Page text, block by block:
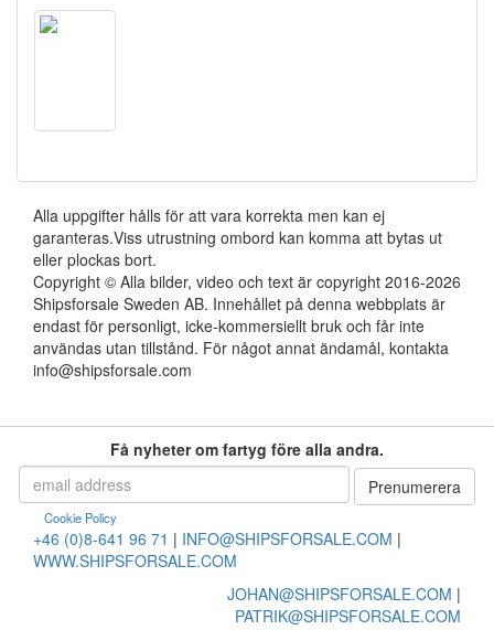
Alla uppgifter hålls för att vara korrekta men kan ej
garanteras.Viss utrustning ombord kan komma att bytas ut
eller plockas bort.
Copyright © Alla bilder, video och text är copyright 2016-2026
Shipsforsale Sweden AB. Innehållet på denna webbplats är
endast för personligt, icke-kommersiellt bruk och får inte
användas utan tillstånd. För något annat ändamål, kontakta
info@shipsforsale.com
Få nyheter om fartyg före alla andra.
Cookie Policy
+46 (0)8-641 96 71 | INFO@SHIPSFORSALE.COM |
WWW.SHIPSFORSALE.COM
JOHAN@SHIPSFORSALE.COM |
PATRIK@SHIPSFORSALE.COM